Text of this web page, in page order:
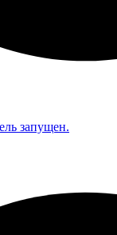
запущен.